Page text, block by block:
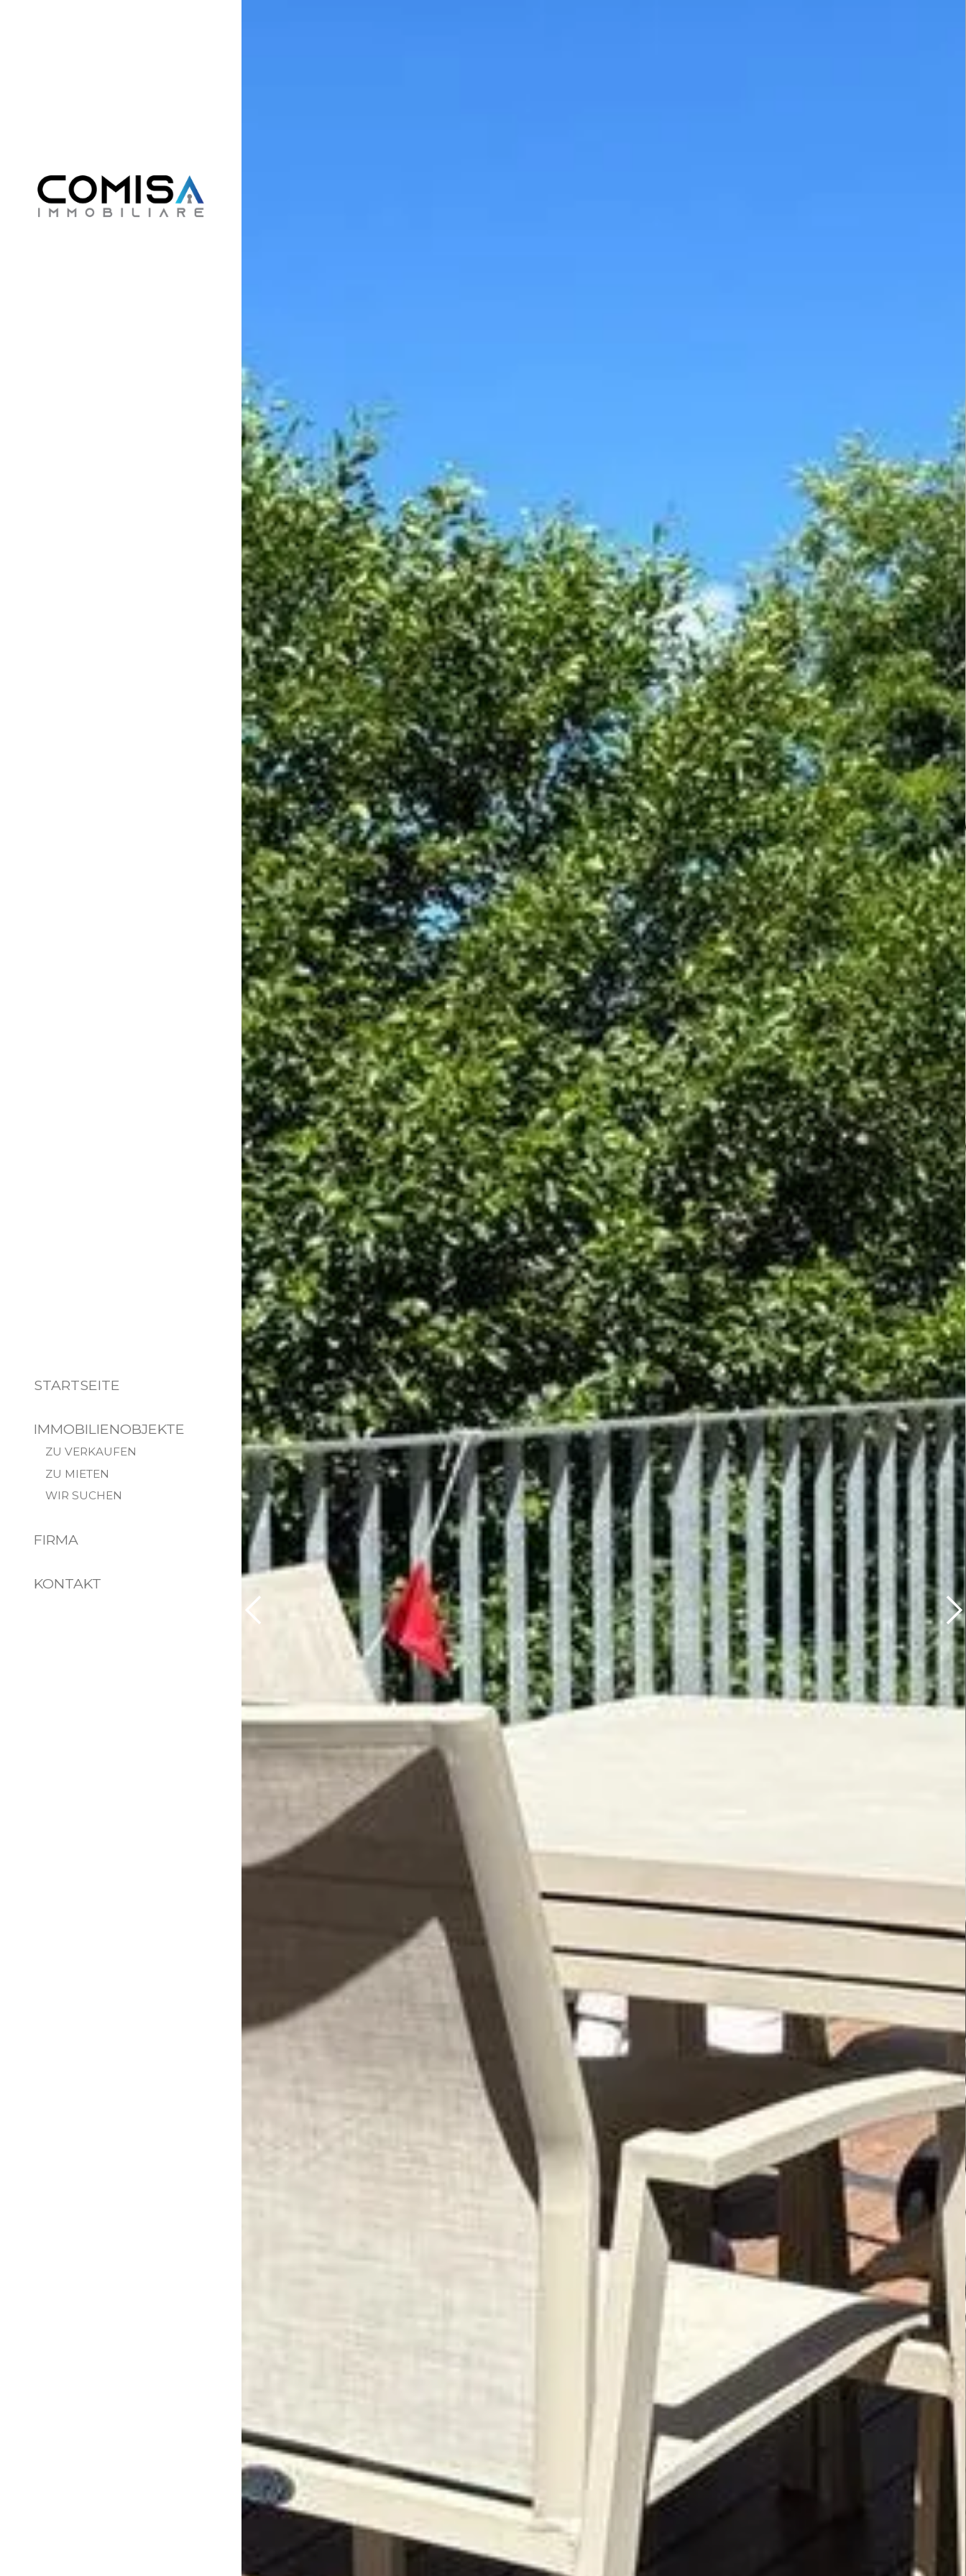
STARTSEITE
IMMOBILIENOBJEKTE
ZU VERKAUFEN
ZU MIETEN
WIR SUCHEN
FIRMA
KONTAKT